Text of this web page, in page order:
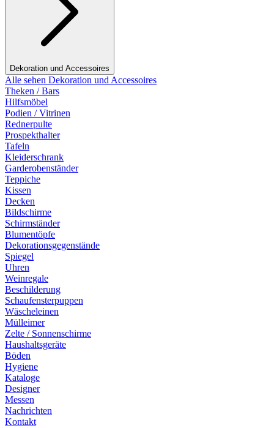
Dekoration und Accessoires
Alle sehen Dekoration und Accessoires
Theken / Bars
Hilfsmöbel
Podien / Vitrinen
Rednerpulte
Prospekthalter
Tafeln
Kleiderschrank
Garderobenständer
Teppiche
Kissen
Decken
Bildschirme
Schirmständer
Blumentöpfe
Dekorationsgegenstände
Spiegel
Uhren
Weinregale
Beschilderung
Schaufensterpuppen
Wäscheleinen
Mülleimer
Zelte / Sonnenschirme
Haushaltsgeräte
Böden
Hygiene
Kataloge
Designer
Messen
Nachrichten
Kontakt